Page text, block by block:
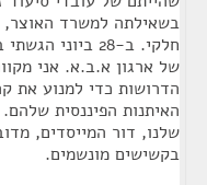
חלקי. ב-28
של ארגון א.ב.א. אני
הדרושות כדי למנוע את
האיתנות הפיננסית
שלנו, דור המייסדים,
בקשישים מונשמים.